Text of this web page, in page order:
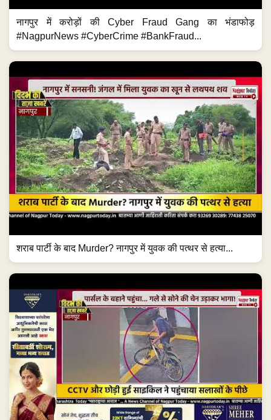
नागपुर में करोड़ों की Cyber Fraud Gang का भंडाफोड़
#NagpurNews #CyberCrime #BankFraud...
शराब पार्टी के बाद Murder? नागपुर में युवक की पत्थर से हत्या...